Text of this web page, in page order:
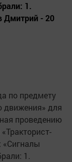
1.
Дмитрий - 20
по предмету
движения» для
проведению
«Сигналы
1.